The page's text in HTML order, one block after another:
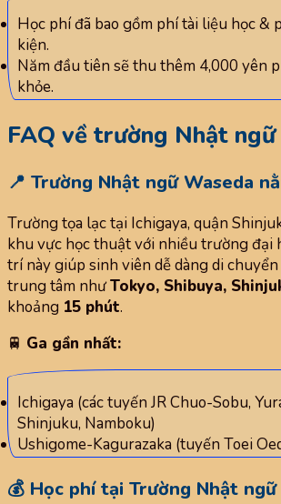
Học phí đã bao gồm phí tài liệu học &
kiện.
Năm đầu tiên sẽ thu thêm 4,000 yên
khỏe.
FAQ về trường Nhật ngữ
📍 Trường Nhật ngữ Waseda
Trường tọa lạc tại Ichigaya, quận
khu vực học thuật với nhiều trường đại
trí này giúp sinh viên dễ dàng di
trung tâm nhưTokyo, Shibuya,
khoảng 15 phút.
🚆 Ga gần nhất:
Ichigaya (các tuyến JR Chuo-Sobu,
Shinjuku, Namboku)
Ushigome-Kagurazaka (tuyến Toei
💰 Học phí tại Trường Nhật